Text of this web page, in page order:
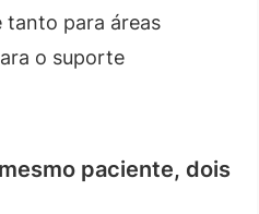
tanto para áreas
o suporte
paciente, dois